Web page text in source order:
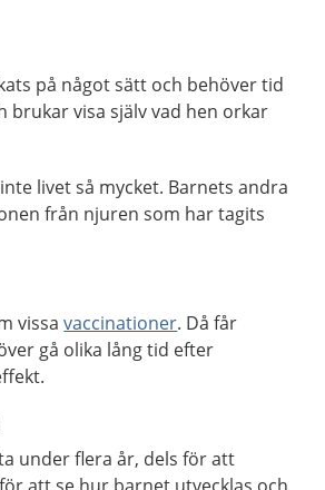
på något sätt och behöver tid
brukar visa själv vad hen orkar
livet så mycket. Barnets andra
från njuren som har tagits
vissavaccinationer. Då får
gå olika lång tid efter
under flera år, dels för att